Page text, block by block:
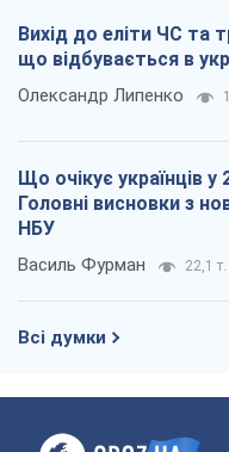
Вихід до еліти ЧС та
що відбувається в
Олександр Липенко
Що очікує українців
Головні висновки з
НБУ
Василь Фурман 22,1 т.
Всі думки